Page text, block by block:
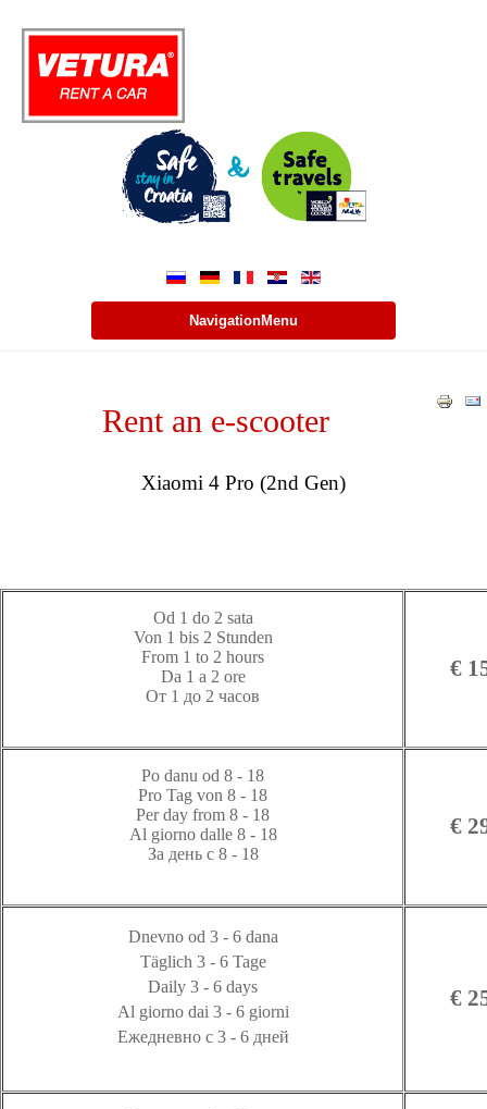
NavigationMenu
Rent an e-scooter
Xiaomi 4 Pro (2nd Gen)
Od 1 do 2 sata
Von 1 bis 2 Stunden
From 1 to 2 hours
Da 1 a 2 ore
От 1 до 2 часов
€
Po danu od 8 - 18
Pro Tag von 8 - 18
Per day from 8 - 18
Al giorno dalle 8 - 18
За день с 8 - 18
€
Dnevno od 3 - 6 dana
Täglich 3 - 6 Tage
Daily 3 - 6 days
Al giorno dai 3 - 6 giorni
Ежедневно с 3 - 6 дней
€